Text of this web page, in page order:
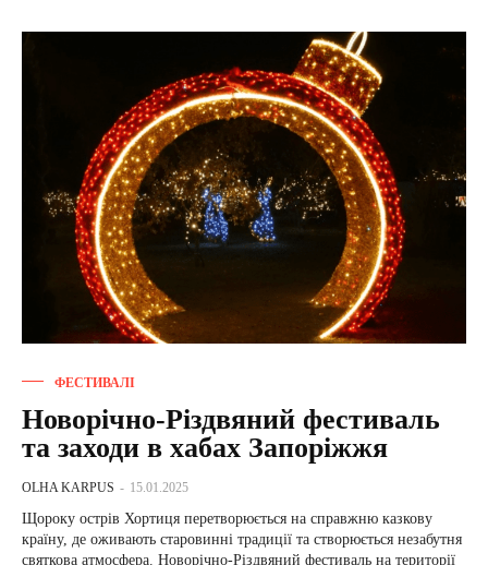
ФЕСТИВАЛІ
Новорічно-Різдвяний фестиваль
та заходи в хабах Запоріжжя
OLHA KARPUS - 15.01.2025
Щороку острів Хортиця перетворюється на справжню казкову
країну, де оживають старовинні традиції та створюється незабутня
святкова атмосфера. Новорічно-Різдвяний фестиваль на території